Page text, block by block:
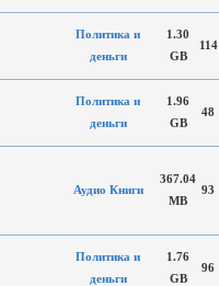
Политика и
деньги
1.30
GB
114
Политика и
деньги
1.96
GB
48
Аудио Книги
367.04
MB
93
Политика и
деньги
1.76
GB
96